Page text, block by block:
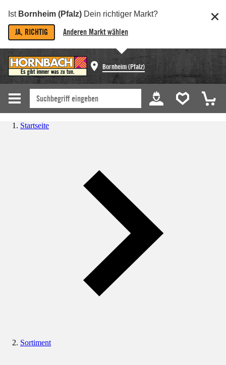
Ist Bornheim (Pfalz) Dein richtiger Markt?
JA, RICHTIG Anderen Markt wählen
Bornheim (Pfalz)
Startseite
Sortiment